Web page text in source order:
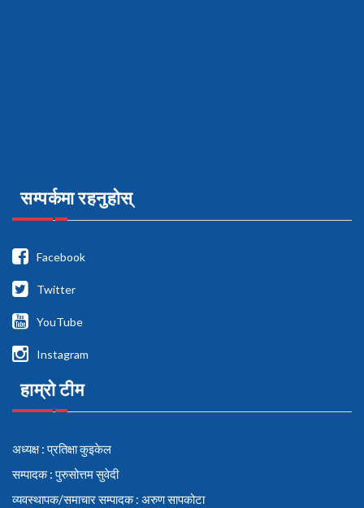
सम्पर्कमा रहनुहोस्
Facebook
Twitter
YouTube
Instagram
हाम्रो टीम
अध्यक्ष : प्रतिक्षा कुइकेल
सम्पादक : पुरुसोत्तम सुवेदी
व्यवस्थापक/समाचार सम्पादक : अरुण सापकोटा